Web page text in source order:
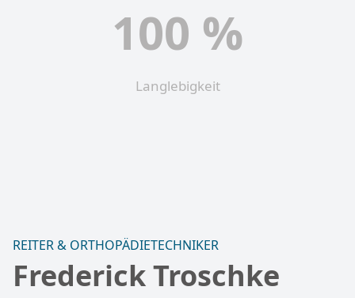
100 %
Langlebigkeit
REITER & ORTHOPÄDIETECHNIKER
Frederick Troschke